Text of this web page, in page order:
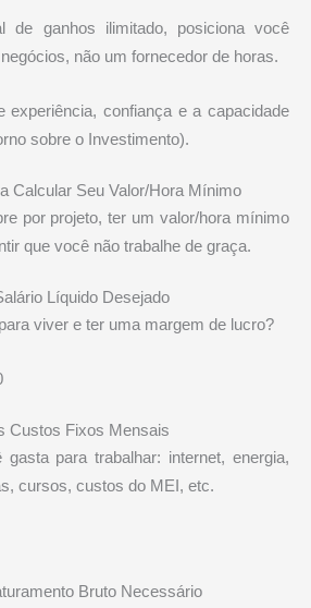
de ganhos ilimitado, posiciona você
não um fornecedor de horas.
experiência, confiança e a capacidade
sobre o Investimento).
Calcular Seu Valor/Hora Mínimo
por projeto, ter um valor/hora mínimo
que você não trabalhe de graça.
Líquido Desejado
viver e ter uma margem de lucro?
Custos Fixos Mensais
gasta para trabalhar: internet, energia,
cursos, custos do MEI, etc.
Bruto Necessário